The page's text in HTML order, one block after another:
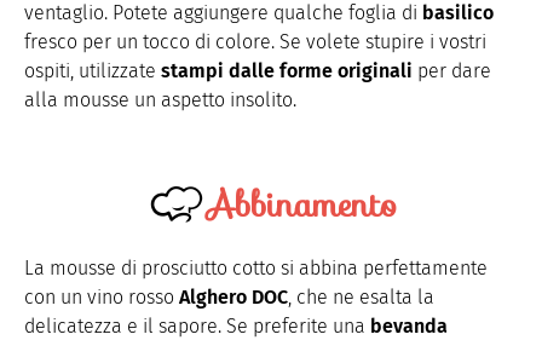
ventaglio. Potete aggiungere qualche foglia di basilico
fresco per un tocco di colore. Se volete stupire i vostri
ospiti, utilizzate stampi dalle forme originali per dare
alla mousse un aspetto insolito.
Abbinamento
La mousse di prosciutto cotto si abbina perfettamente
con un vino rosso Alghero DOC, che ne esalta la
delicatezza e il sapore. Se preferite una bevanda